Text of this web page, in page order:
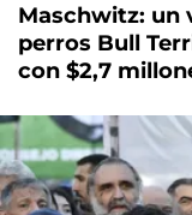
Maschwitz: un
perros Bull
con $2,7